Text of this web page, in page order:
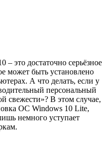
это достаточно серьёзное
может быть установлено
А что делать, если у
персональный
свежести»? В этом случае,
ОС Windows 10 Lite,
немного уступает